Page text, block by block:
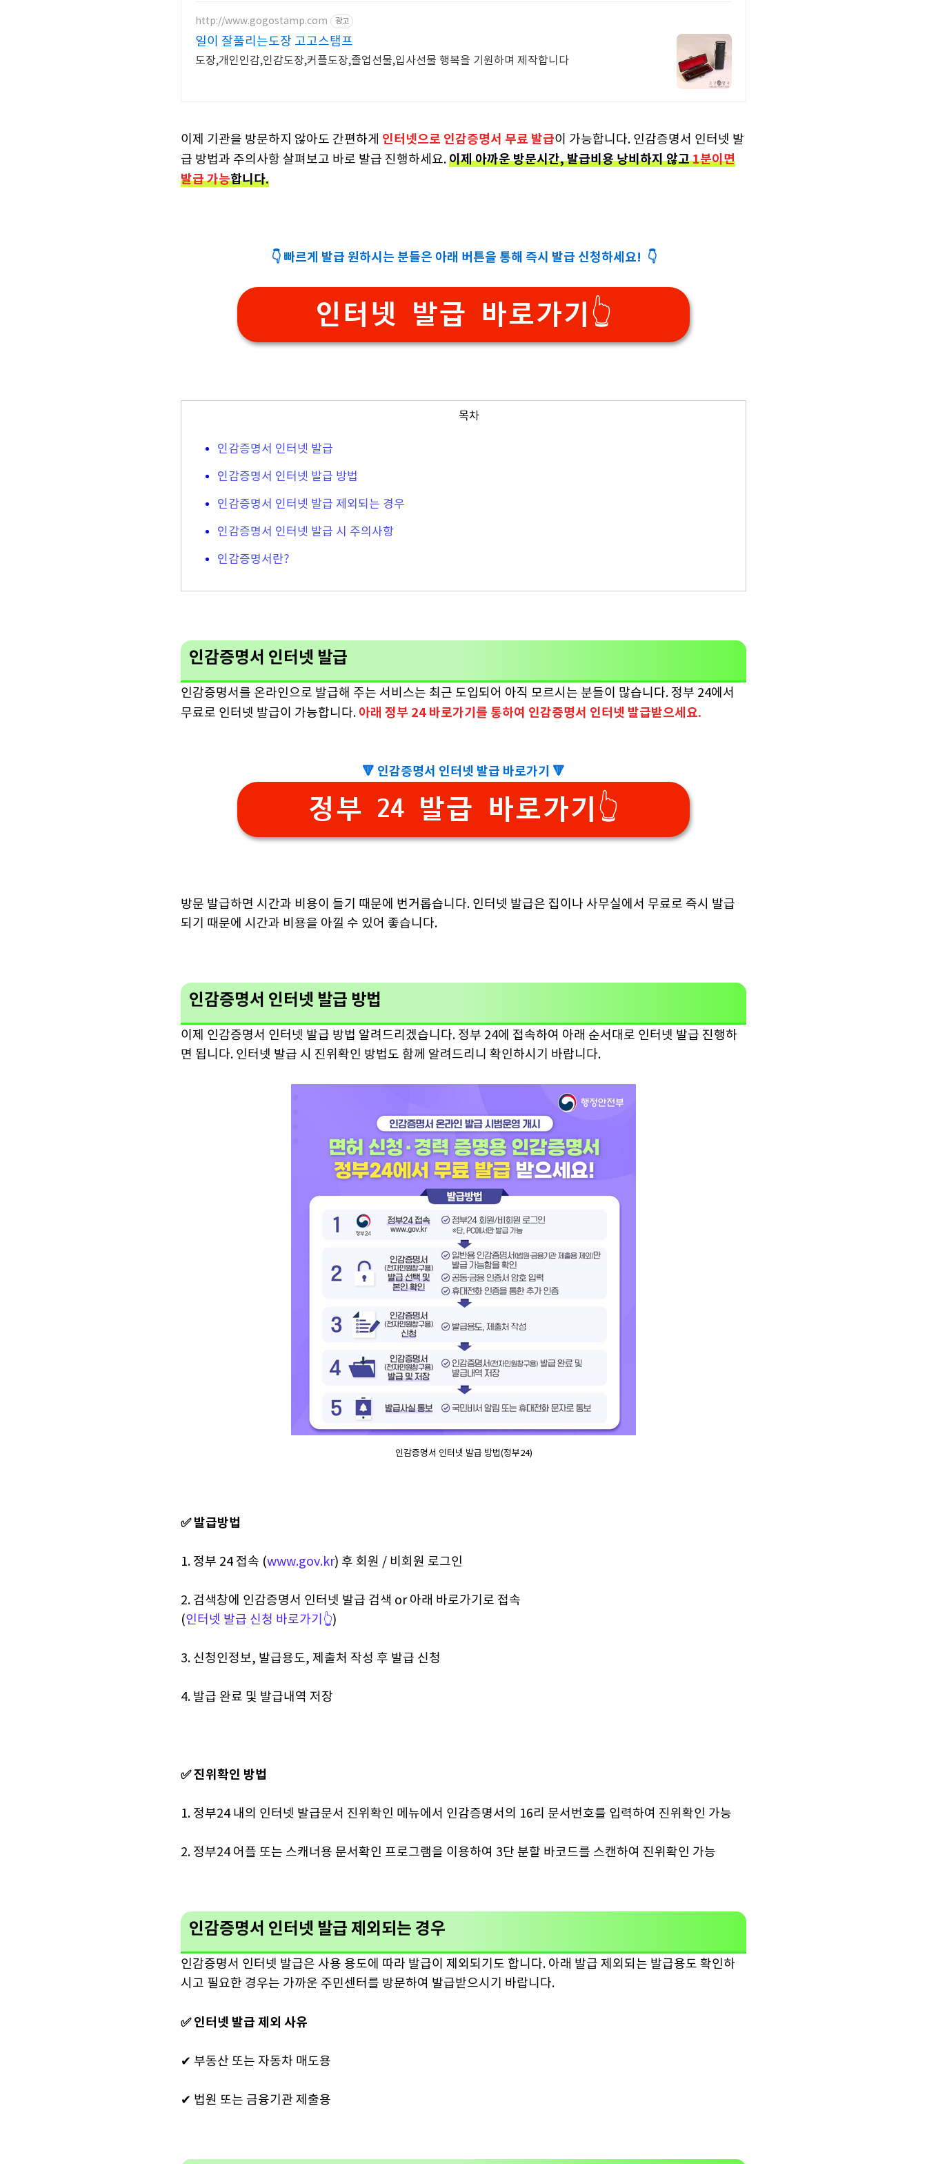
http://www.gogostamp.com 광고
일이 잘풀리는도장 고고스탬프
도장,개인인감,인감도장,커플도장,졸업선물,입사선물 행복을 기원하며 제작합니다
이제 기관을 방문하지 않아도 간편하게 인터넷으로 인감증명서 무료 발급이 가능합니다. 인감증명서 인터넷 발
급 방법과 주의사항 살펴보고 바로 발급 진행하세요.이제 아까운 방문시간, 발급비용 낭비하지 않고1분이면
발급 가능합니다.
👇 빠르게 발급 원하시는 분들은 아래 버튼을 통해 즉시 발급 신청하세요! 👇
인터넷 발급 바로가기👆
목차
인감증명서 인터넷 발급
인감증명서 인터넷 발급 방법
인감증명서 인터넷 발급 제외되는 경우
인감증명서 인터넷 발급 시 주의사항
인감증명서란?
인감증명서 인터넷 발급
인감증명서를 온라인으로 발급해 주는 서비스는 최근 도입되어 아직 모르시는 분들이 많습니다. 정부 24에서
무료로 인터넷 발급이 가능합니다. 아래 정부 24 바로가기를 통하여 인감증명서 인터넷 발급받으세요.
🔻 인감증명서 인터넷 발급 바로가기 🔻
정부 24 발급 바로가기👆
방문 발급하면 시간과 비용이 들기 때문에 번거롭습니다. 인터넷 발급은 집이나 사무실에서 무료로 즉시 발급
되기 때문에 시간과 비용을 아낄 수 있어 좋습니다.
인감증명서 인터넷 발급 방법
이제 인감증명서 인터넷 발급 방법 알려드리겠습니다. 정부 24에 접속하여 아래 순서대로 인터넷 발급 진행하
면 됩니다. 인터넷 발급 시 진위확인 방법도 함께 알려드리니 확인하시기 바랍니다.
인감증명서 인터넷 발급 방법(정부24)
✅ 발급방법
1. 정부 24 접속 (www.gov.kr) 후 회원 / 비회원 로그인
2. 검색창에 인감증명서 인터넷 발급 검색 or 아래 바로가기로 접속
(인터넷 발급 신청 바로가기👆)
3. 신청인정보, 발급용도, 제출처 작성 후 발급 신청
4. 발급 완료 및 발급내역 저장
✅ 진위확인 방법
1. 정부24 내의 인터넷 발급문서 진위확인 메뉴에서 인감증명서의 16리 문서번호를 입력하여 진위확인 가능
2. 정부24 어플 또는 스캐너용 문서확인 프로그램을 이용하여 3단 분할 바코드를 스캔하여 진위확인 가능
인감증명서 인터넷 발급 제외되는 경우
인감증명서 인터넷 발급은 사용 용도에 따라 발급이 제외되기도 합니다. 아래 발급 제외되는 발급용도 확인하
시고 필요한 경우는 가까운 주민센터를 방문하여 발급받으시기 바랍니다.
✅ 인터넷 발급 제외 사유
✔ 부동산 또는 자동차 매도용
✔ 법원 또는 금융기관 제출용